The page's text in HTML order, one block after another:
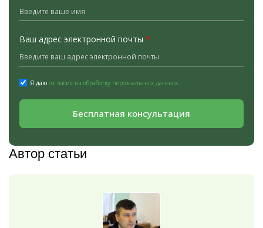
Ваш адрес электронной почты *
Я даю согласие на обработку персональных данных.
Бесплатная консультация
Автор статьи